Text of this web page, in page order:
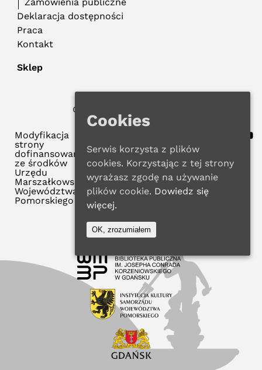
Deklaracja dostępności
Praca
Kontakt
Sklep
© 2026 WMBP w Gdańsku
Polityka Prywatności
Modyfikacja
strony
dofinansowana
ze środków
Urzędu
Marszałkowskiego
Województwa
Pomorskiego
Cookies
Serwis korzysta z plików
cookies. Korzystając z tej strony
wyrażasz zgodę na używanie
plików cookie. Dowiedz się
więcej.
OK, zrozumiałem